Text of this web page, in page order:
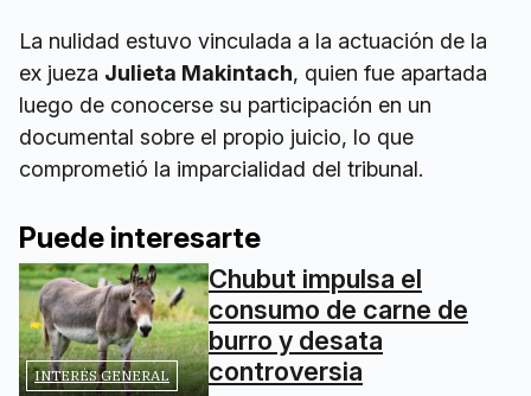
La nulidad estuvo vinculada a la actuación de la
ex jueza Julieta Makintach, quien fue apartada
luego de conocerse su participación en un
documental sobre el propio juicio, lo que
comprometió la imparcialidad del tribunal.
Puede interesarte
INTERÉS GENERAL
Chubut impulsa el
consumo de carne de
burro y desata
controversia